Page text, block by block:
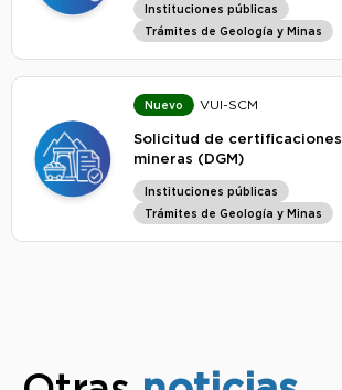
Instituciones públicas
Trámites de Geología y Minas
Nuevo VUI-SCM
Solicitud de certificaciones
mineras (DGM)
Instituciones públicas
Trámites de Geología y Minas